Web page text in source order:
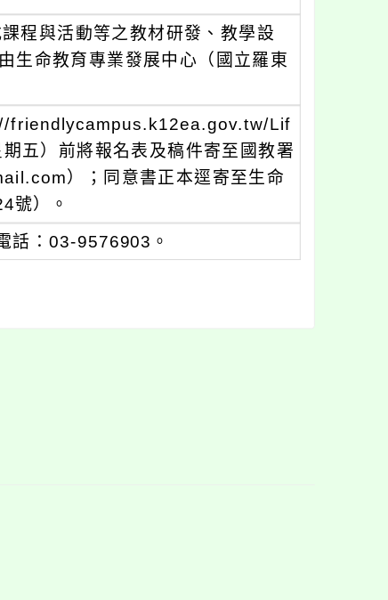
程與活動等之教材研發、教學設
生命教育專業發展中心（國立羅東
friendlycampus.k12ea.gov.tw/Lif
五）前將報名表及稿件寄至國教署
）；同意書正本逕寄至生命
號）。
話：03-9576903。